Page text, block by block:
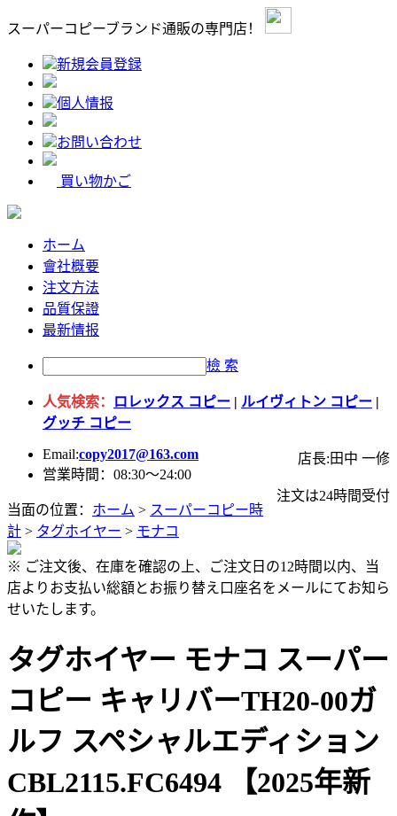
スーパーコピーブランド通販の専門店！
新規会員登録
個人情报
お問い合わせ
買い物かご
ホーム
會社概要
注文方法
品質保證
最新情报
檢 索
人気検索： ロレックス コピー | ルイヴィトン コピー |
グッチ コピー
Email:copy2017@163.com
店長:田中 一修
営業時間：08:30～24:00
注文は24時間受付
当面の位置： ホーム > スーパーコピー時
計 > タグホイヤー > モナコ
※ ご注文後、在庫を確認の上、ご注文日の12時間以内、当
店よりお支払い総額とお振り替え口座名をメールにてお知ら
せいたします。
タグホイヤー モナコ スーパー
コピー キャリバーTH20-00ガ
ルフ スペシャルエディション
CBL2115.FC6494 【2025年新